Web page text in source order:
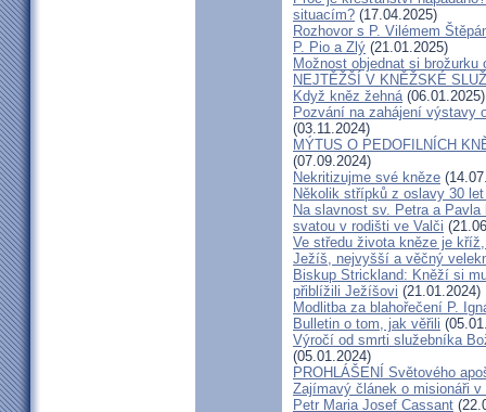
situacím? (17.04.2025)
Rozhovor s P. Vilémem
P. Pio a Zlý (21.01.2025)
Možnost objednat si
NEJTĚŽŠÍ V KNĚŽSKÉ
Když kněz žehná(06.01.2025)
Pozvání na zahájení výstavy
(03.11.2024)
MÝTUS O PEDOFILNÍCH
(07.09.2024)
Nekritizujme své kněze
Několik střípků z oslavy 30
Na slavnost sv. Petra a
svatou v rodišti ve Valči
Ve středu života kněze je
Ježíš, nejvyšší a věčný
Biskup Strickland: Kněží si
přiblížili Ježíšovi (21.01.2024)
Modlitba za blahořečení P.
Bulletin o tom, jak věřili
Výročí od smrti služebníka
(05.01.2024)
PROHLÁŠENÍ Světového
Zajímavý článek o misionáři v
Petr Maria Josef Cassant